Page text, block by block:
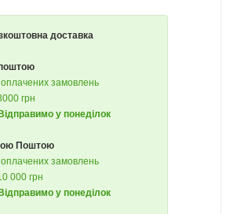
доставка
замовлень
грн
Відправимо у понеділок
Поштою
замовлень
000 грн
Відправимо у понеділок